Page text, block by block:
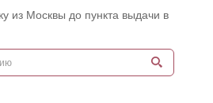
из Москвы до пункта выдачи в